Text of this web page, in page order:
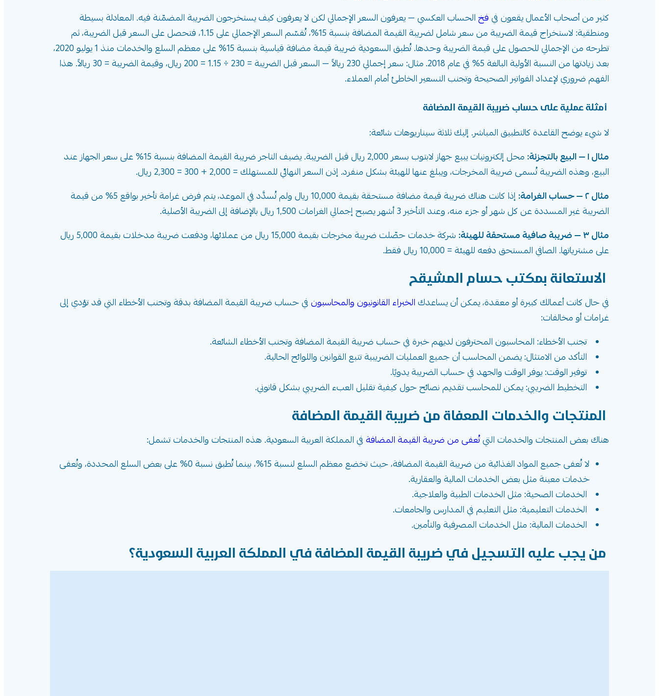
كثير من أصحاب الأعمال يقعون في فخ الحساب العكسي — يعرفون السعر الإجمالي لكن لا يعرفون كيف يستخرجون الضريبة المضمّنة فيه. المعادلة بسيطة
ومنطقية: لاستخراج قيمة الضريبة من سعر شامل لضريبة القيمة المضافة بنسبة 15%، تُقسّم السعر الإجمالي على 1.15، فتحصل على السعر قبل الضريبة، ثم
تطرحه من الإجمالي للحصول على قيمة الضريبة وحدها. تُطبق السعودية ضريبة قيمة مضافة قياسية بنسبة 15% على معظم السلع والخدمات منذ 1 يوليو 2020،
بعد زيادتها من النسبة الأولية البالغة 5% في عام 2018.
مثال: سعر إجمالي 230 ريالاً — السعر قبل الضريبة = 230 ÷ 1.15 = 200 ريال، وقيمة الضريبة = 30 ريالاً. هذا
الفهم ضروري لإعداد الفواتير الصحيحة وتجنب التسعير الخاطئ أمام العملاء.
أمثلة عملية على حساب ضريبة القيمة المضافة
لا شيء يوضح القاعدة كالتطبيق المباشر. إليك ثلاثة سيناريوهات شائعة:
مثال ١ — البيع بالتجزئة:
محل إلكترونيات يبيع جهاز لابتوب بسعر 2,000 ريال قبل الضريبة. يضيف التاجر ضريبة القيمة المضافة بنسبة 15% على سعر الجهاز عند
البيع، وهذه الضريبة تُسمى ضريبة المخرجات، ويبلغ عنها للهيئة بشكل منفرد. إذن السعر النهائي للمستهلك = 2,000 + 300 = 2,300 ريال.
مثال ٢ — حساب الغرامة:
إذا كانت هناك ضريبة قيمة مضافة مستحقة بقيمة 10,000 ريال ولم تُسدَّد في الموعد، يتم فرض غرامة تأخير بواقع 5% من قيمة
الضريبة غير المسددة عن كل شهر أو جزء منه، وعند التأخير 3 أشهر يصبح إجمالي الغرامات 1,500 ريال بالإضافة إلى الضريبة الأصلية.
مثال ٣ — ضريبة صافية مستحقة للهيئة:
شركة خدمات حصّلت ضريبة مخرجات بقيمة 15,000 ريال من عملائها، ودفعت ضريبة مدخلات بقيمة 5,000 ريال
على مشترياتها. الصافي المستحق دفعه للهيئة = 10,000 ريال فقط.
الاستعانة بمكتب حسام المشيقح
في حال كانت أعمالك كبيرة أو معقدة، يمكن أن يساعدك الخبراء القانونيون والمحاسبون في حساب ضريبة القيمة المضافة بدقة وتجنب الأخطاء التي قد تؤدي إلى
غرامات أو مخالفات:
تجنب الأخطاء: المحاسبون المحترفون لديهم خبرة في حساب ضريبة القيمة المضافة وتجنب الأخطاء الشائعة.
التأكد من الامتثال: يضمن المحاسب أن جميع العمليات الضريبية تتبع القوانين واللوائح الحالية.
توفير الوقت: يوفر الوقت والجهد في حساب الضريبة يدويًا.
التخطيط الضريبي: يمكن للمحاسب تقديم نصائح حول كيفية تقليل العبء الضريبي بشكل قانوني.
المنتجات والخدمات المعفاة من ضريبة القيمة المضافة
هناك بعض المنتجات والخدمات التيتُعفى من ضريبة القيمة المضافة في المملكة العربية السعودية. هذه المنتجات والخدمات تشمل:
لا تُعفى جميع المواد الغذائية من ضريبة القيمة المضافة، حيث تخضع معظم السلع لنسبة 15%، بينما تُطبق نسبة 0% على بعض السلع المحددة، وتُعفى
خدمات معينة مثل بعض الخدمات المالية والعقارية.
الخدمات الصحية: مثل الخدمات الطبية والعلاجية.
الخدمات التعليمية: مثل التعليم في المدارس والجامعات.
الخدمات المالية: مثل الخدمات المصرفية والتأمين.
من يجب عليه التسجيل في ضريبة القيمة المضافة في المملكة العربية السعودية؟